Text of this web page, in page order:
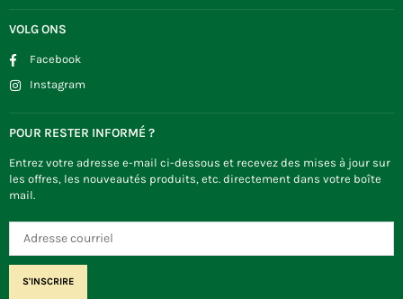
VOLG ONS
Facebook
Instagram
POUR RESTER INFORMÉ ?
Entrez votre adresse e-mail ci-dessous et recevez des mises à jour sur
les offres, les nouveautés produits, etc. directement dans votre boîte
mail.
S'INSCRIRE